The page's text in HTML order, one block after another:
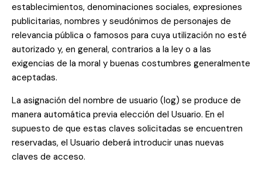
establecimientos, denominaciones sociales, expresiones
publicitarias, nombres y seudónimos de personajes de
relevancia pública o famosos para cuya utilización no esté
autorizado y, en general, contrarios a la ley o a las
exigencias de la moral y buenas costumbres generalmente
aceptadas.
La asignación del nombre de usuario (log) se produce de
manera automática previa elección del Usuario. En el
supuesto de que estas claves solicitadas se encuentren
reservadas, el Usuario deberá introducir unas nuevas
claves de acceso.